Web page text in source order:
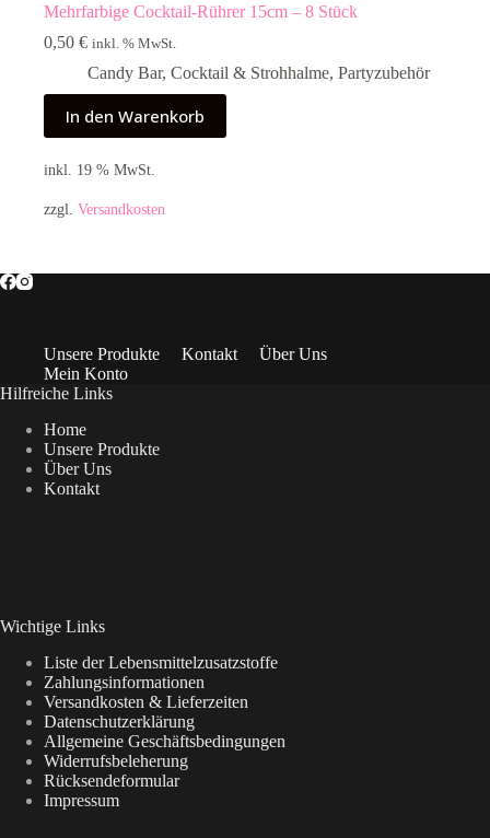
Mehrfarbige Cocktail-Rührer 15cm – 8 Stück
0,50 € inkl. % MwSt.
Candy Bar, Cocktail & Strohhalme, Partyzubehör
In den Warenkorb
inkl. 19 % MwSt.
zzgl. Versandkosten
Unsere Produkte Kontakt
Über Uns
Mein Konto
Hilfreiche Links
Home
Unsere Produkte
Über Uns
Kontakt
Wichtige Links
Liste der Lebensmittelzusatzstoffe
Zahlungsinformationen
Versandkosten & Lieferzeiten
Datenschutzerklärung
Allgemeine Geschäftsbedingungen
Widerrufsbeleherung
Rücksendeformular
Impressum